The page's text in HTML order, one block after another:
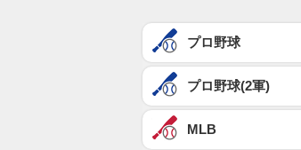
プロ野球
プロ野球(2軍)
MLB